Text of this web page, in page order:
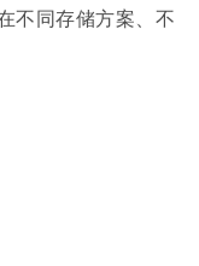
不同存储方案、不